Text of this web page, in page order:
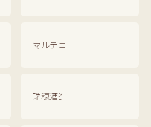
マルテコ
瑞穂酒造